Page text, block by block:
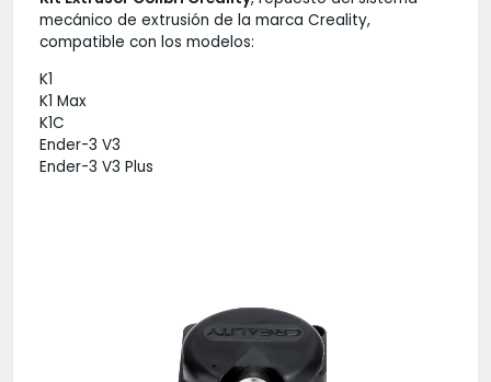
mecánico de extrusión de la marca Creality,
compatible con los modelos:
K1
K1 Max
K1C
Ender-3 V3
Ender-3 V3 Plus